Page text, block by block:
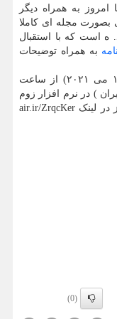
امروز به همراه دیگر
مجله ای کاملا
ه است که با استقبال
به همراه توضیحات
این برنامه روز شنبه ۲۵ اردیبهشت ماه (۱۵ می ۲۰۲۱) از ساعت
(۱۲: ۳۰به وقت ایران ) در نرم افزار زوم
برگزار می شود و اطلاعات ژاپنی سمینار نیز در لینک air.ir/ZrqcKer
(0)